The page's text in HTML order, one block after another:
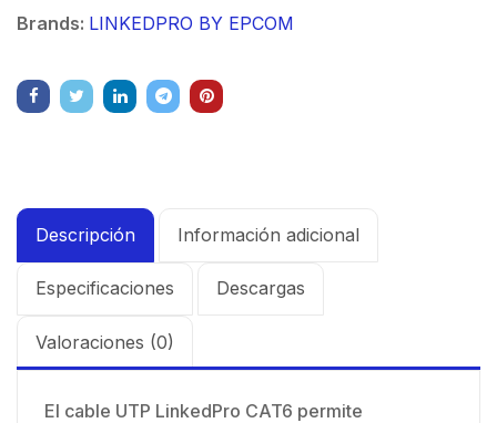
Brands: LINKEDPRO BY EPCOM
Descripción Información adicional
Especificaciones Descargas
Valoraciones (0)
El cable UTP LinkedPro CAT6 permite